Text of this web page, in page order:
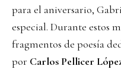
para el aniversario,
especial. Durante estos
fragmentos de poesía
por Carlos Pellicer